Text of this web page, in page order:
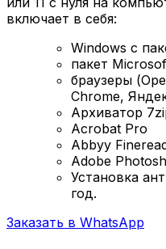
включает в себя:
Windows с
пакет
браузеры
Chrome,
Архиватор
Acrobat Pro
Abbyy
Adobe
Установка
год.
Заказать в WhatsApp